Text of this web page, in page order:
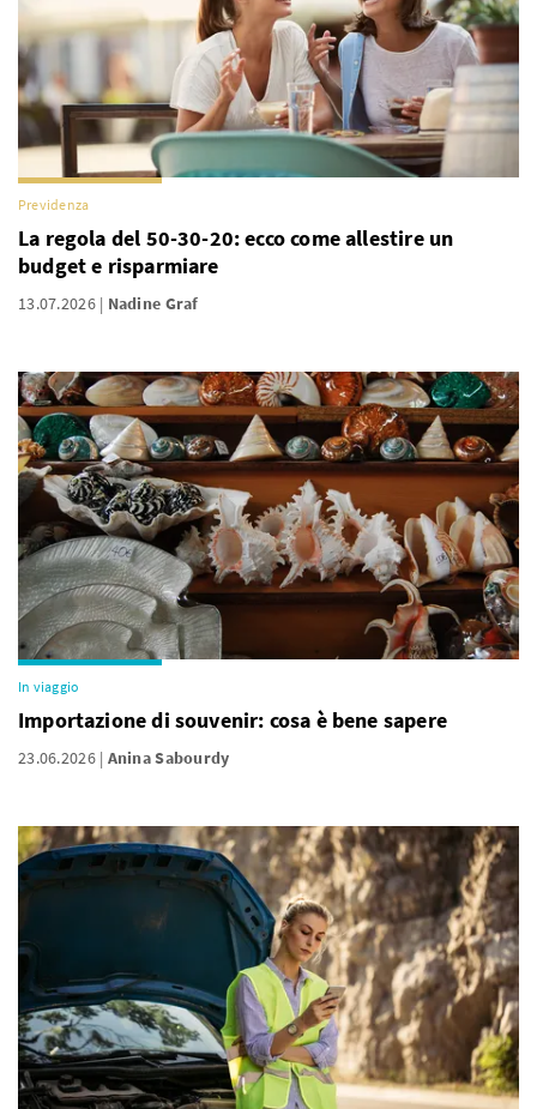
Previdenza
La regola del 50-30-20: ecco come allestire un
budget e risparmiare
13.07.2026 Nadine Graf
In viaggio
Importazione di souvenir: cosa è bene sapere
23.06.2026 Anina Sabourdy